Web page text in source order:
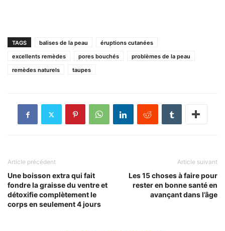
TAGS balises de la peau
éruptions cutanées
excellents remèdes
pores bouchés
problèmes de la peau
remèdes naturels
taupes
Article précédent
Une boisson extra qui fait
fondre la graisse du ventre et
détoxifie complètement le
corps en seulement 4 jours
Article suivant
Les 15 choses à faire pour
rester en bonne santé en
avançant dans l’âge